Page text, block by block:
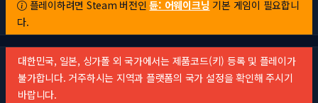
플레이하려면 Steam 버전인듄: 어웨이크닝 기본 게임이 필요합니
다.
대한민국, 일본, 싱가폴 외 국가에서는 제품코드(키) 등록 및 플레이가
불가합니다. 거주하시는 지역과 플랫폼의 국가 설정을 확인해 주시기
바랍니다.